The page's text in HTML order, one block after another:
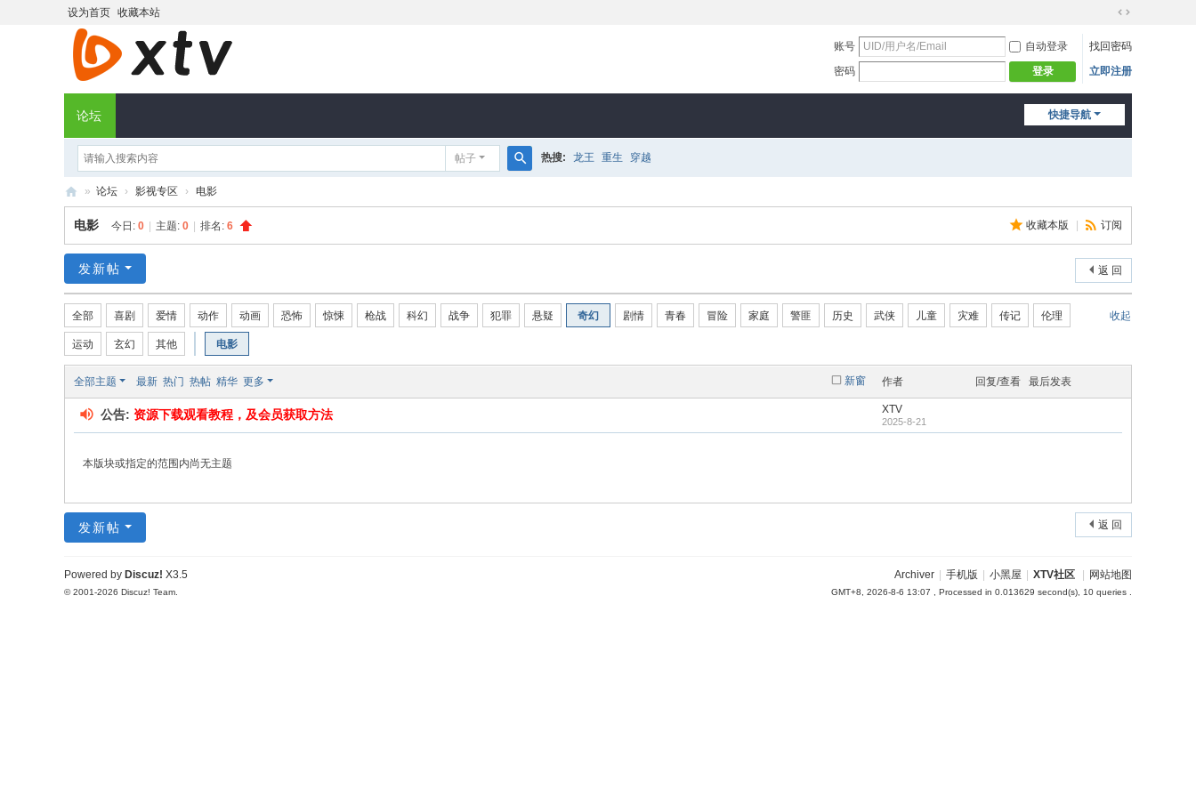
设为首页 收藏本站
换
宽
版
账号 自动登录
找回密码
密码
登录 立即注册
快捷导航
论坛
帖子
索
热搜: 龙王 重生 穿越
T
社
区
» 论坛 › 影视专区 › 电影
收藏本版 订阅
电影 今日: 0 主题: 0 排名: 6
返 回
发新帖
收起
全部 喜剧 爱情 动作 动画 恐怖 惊悚 枪战 科幻 战争 犯罪 悬疑 奇幻 剧情 青春 冒险 家庭 警匪 历史 武侠 儿童 灾难 传记 伦理
运动 玄幻 其他 电影
新窗
全部主题 最新 热门 热帖 精华 更多 作者 回复/查看 最后发表
公告: 资源下载观看教程，及会员获取方法 XTV
2025-8-21
本版块或指定的范围内尚无主题
返 回
发新帖
Archiver 手机版 小黑屋 XTV社区 网站地图
GMT+8, 2026-8-6 13:07 , Processed in 0.013629 second(s), 10 queries .
Powered by Discuz! X3.5
© 2001-2026 Discuz! Team